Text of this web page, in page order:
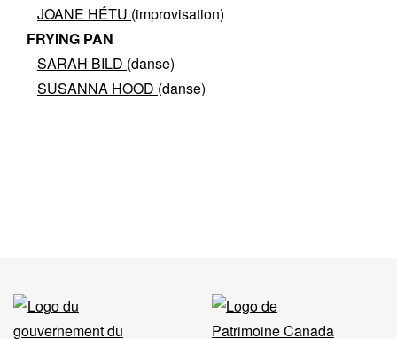
JOANE HÉTU (improvisation)
FRYING PAN
SARAH BILD (danse)
SUSANNA HOOD (danse)